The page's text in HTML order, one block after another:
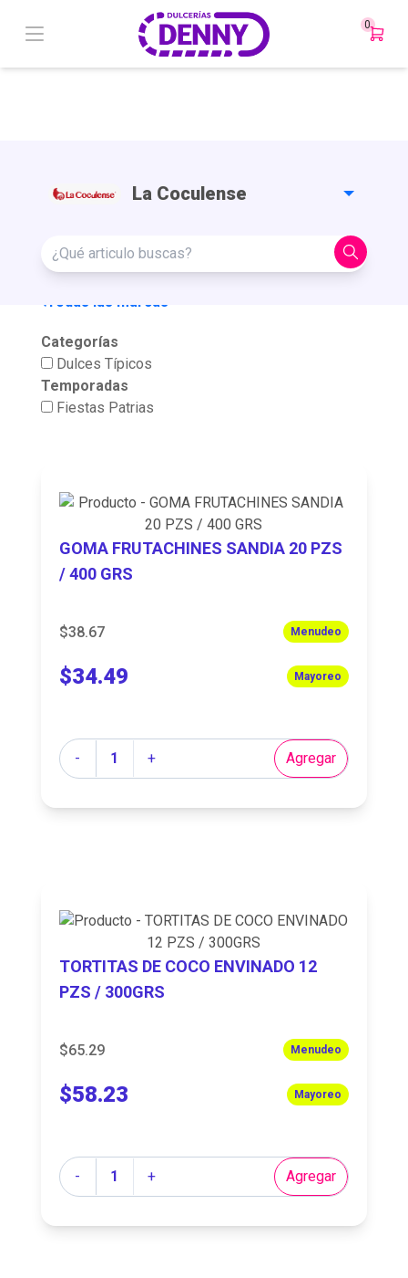
0
La Coculense
articulo
Todas las marcas
Categorías
Dulces Típicos
Temporadas
Fiestas Patrias
GOMA FRUTACHINES SANDIA 20 PZS
/ 400 GRS
$38.67 Menudeo
$34.49 Mayoreo
-
Cantidad + Agregar
TORTITAS DE COCO ENVINADO 12
PZS / 300GRS
$65.29 Menudeo
$58.23 Mayoreo
-
Cantidad + Agregar